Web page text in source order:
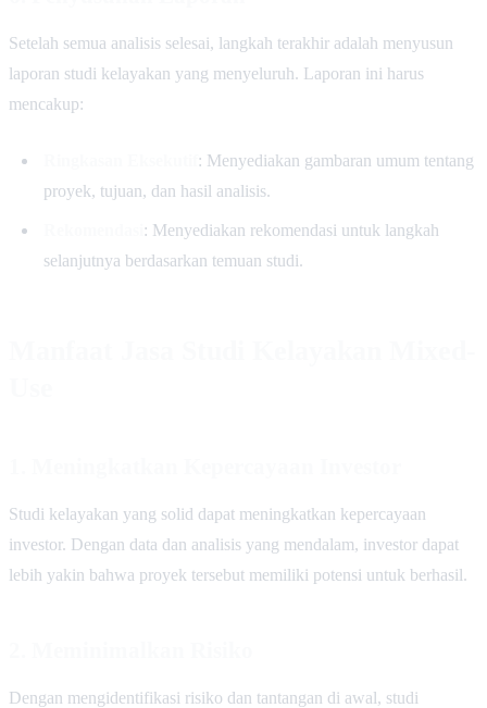
Setelah semua analisis selesai, langkah terakhir adalah menyusun
laporan studi kelayakan yang menyeluruh. Laporan ini harus
mencakup:
: Menyediakan gambaran umum tentang
proyek, tujuan, dan hasil analisis.
: Menyediakan rekomendasi untuk langkah
selanjutnya berdasarkan temuan studi.
Studi kelayakan yang solid dapat meningkatkan kepercayaan
investor. Dengan data dan analisis yang mendalam, investor dapat
lebih yakin bahwa proyek tersebut memiliki potensi untuk berhasil.
Dengan mengidentifikasi risiko dan tantangan di awal, studi